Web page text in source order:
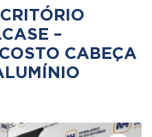
–
CABEÇA